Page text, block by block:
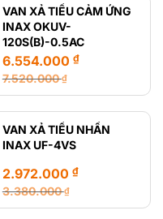
là:
740.000 ₫.
tại
là:
457.000 ₫.
VAN XẢ TIỂU CẢM ỨNG
INAX OKUV-
120S(B)-0.5AC
7.520.000₫
Giá
gốc
là:
7.520.000 ₫.
6.554.000 ₫
Giá
hiện
tại
là:
VAN XẢ TIỂU NHẤN
INAX UF-4VS
3.380.000₫
Giá
2.972.000 ₫
Giá